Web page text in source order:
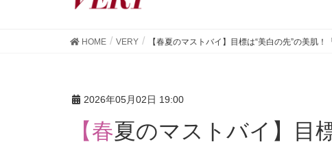
HOME VERY 【春夏のマストバイ】目標は“美白の先”の美肌
2026年05月02日 19:00
【春夏のマストバイ】目標は“美白の先”の美肌！